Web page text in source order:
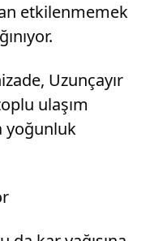
etkilenmemek
Uzunçayır
ulaşım
yoğunluk